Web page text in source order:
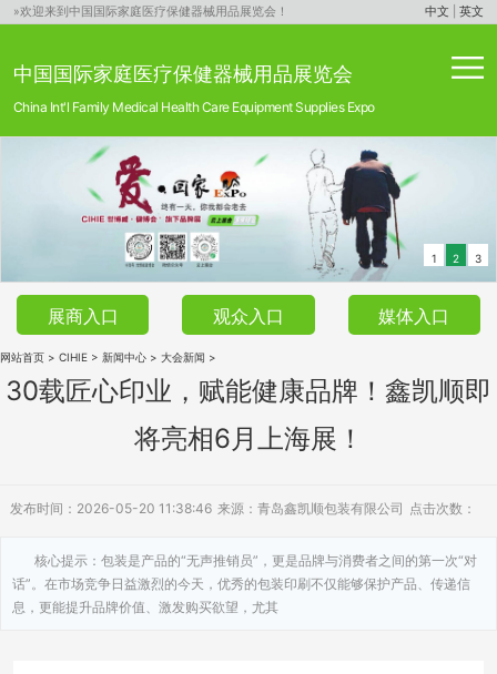
»欢迎来到中国国际家庭医疗保健器械用品展览会！ 中文 |英文
中国国际家庭医疗保健器械用品展览会
China Int'l Family Medical Health Care Equipment Supplies Expo
1 2 3
展商入口 观众入口 媒体入口
网站首页 > CIHIE > 新闻中心 > 大会新闻 >
30载匠心印业，赋能健康品牌！鑫凯顺即
将亮相6月上海展！
发布时间：2026-05-20 11:38:46 来源：青岛鑫凯顺包装有限公司 点击次数：
核心提示：包装是产品的“无声推销员”，更是品牌与消费者之间的第一次“对
话”。在市场竞争日益激烈的今天，优秀的包装印刷不仅能够保护产品、传递信
息，更能提升品牌价值、激发购买欲望，尤其